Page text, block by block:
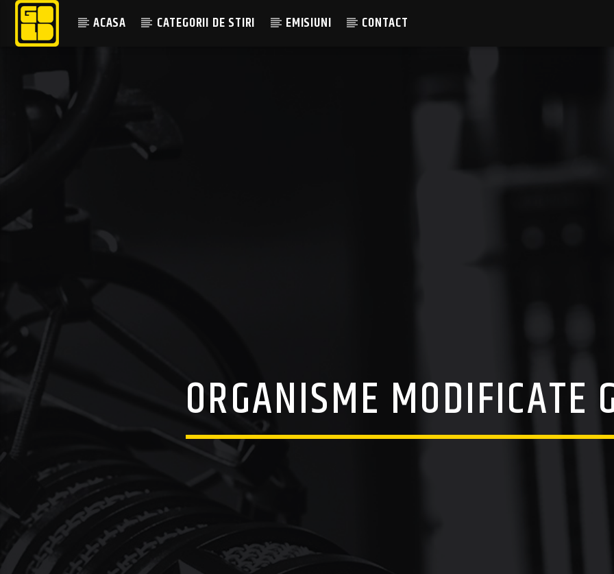
ACASA CATEGORII DE STIRI EMISIUNI CONTACT
ORGANISME MODIFICATE